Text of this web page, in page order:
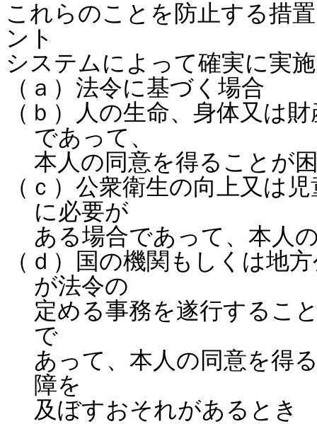
これらのことを防止する措
ント
システムによって確実に実
（ａ）法令に基づく場合
（ｂ）人の生命、身体又は
であって、
本人の同意を得ることが
（ｃ）公衆衛生の向上又は
に必要が
ある場合であって、本人
（ｄ）国の機関もしくは地
が法令の
定める事務を遂行するこ
で
あって、本人の同意を得
障を
及ぼすおそれがあるとき